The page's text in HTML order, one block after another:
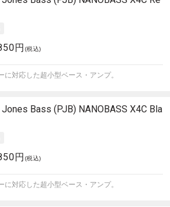
円 (税込)
対応した超小型ベース・アンプ。
Jones Bass (PJB) NANOBASS X4C Bla
円 (税込)
対応した超小型ベース・アンプ。